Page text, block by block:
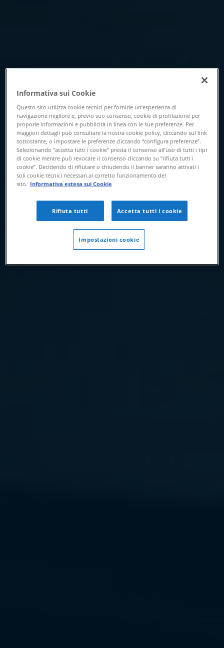
Informativa sui Cookie
Questo sito utilizza cookie tecnici per fornirle un’esperienza di
navigazione migliore e, previo suo consenso, cookie di profilazione per
proporle informazioni e pubblicità in linea con le sue preferenze. Per
maggiori dettagli può consultare la nostra cookie policy, cliccando sul link
sottostante, o impostare le preferenze cliccando “configura preferenze”.
Selezionando “accetta tutti i cookie” presta il consenso all’uso di tutti i tipi
di cookie mentre può revocare il consenso cliccando su “rifiuta tutti i
cookie”. Decidendo di rifiutare o chiudendo il banner saranno attivati i
soli cookie tecnici necessari al corretto funzionamento del
sito. Informativa estesa sui Cookie
Rifiuta tutti Accetta tutti i cookie
Impostazioni cookie